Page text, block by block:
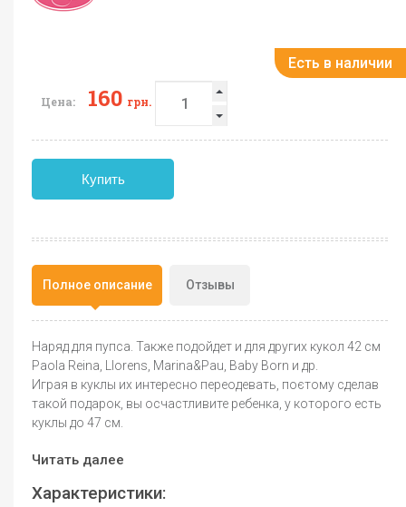
Есть в наличии
Цена: 160 грн.
Купить
Полное описание Отзывы
Наряд для пупса. Также подойдет и для других кукол 42 см
Paola Reina, Llorens, Marina&Pau, Baby Born и др.
Играя в куклы их интересно переодевать, поєтому сделав
такой подарок, вы осчастливите ребенка, у которого есть
куклы до 47 см.
Читать далее
Характеристики: